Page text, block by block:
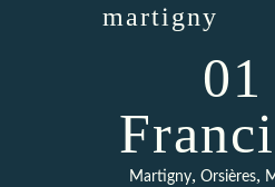
martigny
Martigny, Orsières,